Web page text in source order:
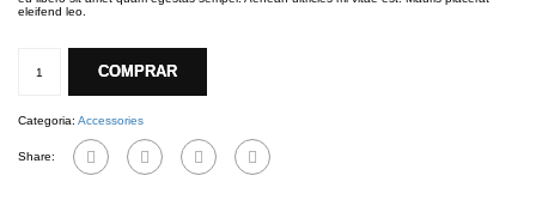
eleifend leo.
cases
quantidade
COMPRAR
Categoria: Accessories
Share: